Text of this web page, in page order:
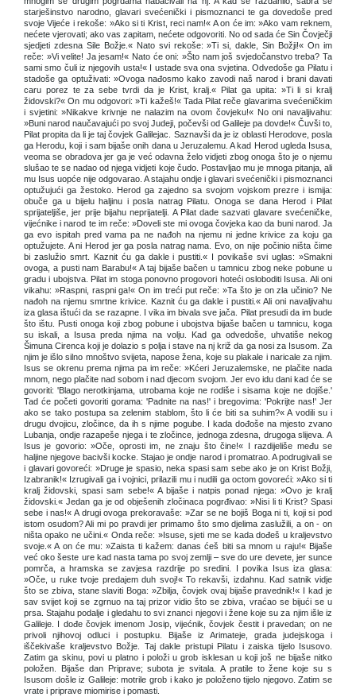
starješinstvo narodno, glavari svećenički i pismoznanci te ga dovedoše pred
svoje Vijeće i rekoše: »Ako si ti Krist, reci nam!« A on će im: »Ako vam reknem,
nećete vjerovati; ako vas zapitam, nećete odgovoriti. No od sada će Sin Čovječji
sjedjeti zdesna Sile Božje.« Nato svi rekoše: »Ti si, dakle, Sin Božji!« On im
reče: »Vi velite! Ja jesam!« Nato će oni: »Što nam još svjedočanstvo treba? Ta
sami smo čuli iz njegovih usta!« I ustade sva ona svjetina. Odvedoše ga Pilatu i
stadoše ga optuživati: »Ovoga nađosmo kako zavodi naš narod i brani davati
caru porez te za sebe tvrdi da je Krist, kralj.« Pilat ga upita: »Ti li si kralj
židovski?« On mu odgovori: »Ti kažeš!« Tada Pilat reče glavarima svećeničkim
i svjetini: »Nikakve krivnje ne nalazim na ovom čovjeku!« No oni navaljivahu:
»Buni narod naučavajući po svoj Judeji, počevši od Galileje pa dovde!« Čuvši to,
Pilat propita da li je taj čovjek Galilejac. Saznavši da je iz oblasti Herodove, posla
ga Herodu, koji i sam bijaše onih dana u Jeruzalemu. A kad Herod ugleda Isusa,
veoma se obradova jer ga je već odavna želo vidjeti zbog onoga što je o njemu
slušao te se nadao od njega vidjeti koje čudo. Postavljao mu je mnoga pitanja, ali
mu Isus uopće nije odgovarao. A stajahu ondje i glavari svećenički i pismoznanci
optužujući ga žestoko. Herod ga zajedno sa svojom vojskom prezre i ismija:
obuče ga u bijelu haljinu i posla natrag Pilatu. Onoga se dana Herod i Pilat
sprijateljiše, jer prije bijahu neprijatelji. A Pilat dade sazvati glavare svećeničke,
vijećnike i narod te im reče: »Doveli ste mi ovoga čovjeka kao da buni narod. Ja
ga evo ispitah pred vama pa ne nađoh na njemu ni jedne krivice za koju ga
optužujete. A ni Herod jer ga posla natrag nama. Evo, on nije počinio ništa čime
bi zaslužio smrt. Kaznit ću ga dakle i pustiti.« I povikaše svi uglas: »Smakni
ovoga, a pusti nam Barabu!« A taj bijaše bačen u tamnicu zbog neke pobune u
gradu i ubojstva. Pilat im stoga ponovno progovori hoteći osloboditi Isusa. Ali oni
vikahu: »Raspni, raspni ga!« On im treći put reče: »Ta što je on zla učinio? Ne
nađoh na njemu smrtne krivice. Kaznit ću ga dakle i pustiti.« Ali oni navaljivahu
iza glasa ištući da se razapne. I vika im bivala sve jača. Pilat presudi da im bude
što ištu. Pusti onoga koji zbog pobune i ubojstva bijaše bačen u tamnicu, koga
su iskali, a Isusa preda njima na volju. Kad ga odvedoše, uhvatiše nekog
Šimuna Cirenca koji je dolazio s polja i stave na nj križ da ga nosi za Isusom. Za
njim je išlo silno mnoštvo svijeta, napose žena, koje su plakale i naricale za njim.
Isus se okrenu prema njima pa im reče: »Kćeri Jeruzalemske, ne plačite nada
mnom, nego plačite nad sobom i nad djecom svojom. Jer evo idu dani kad će se
govoriti: 'Blago nerotkinjama, utrobama koje ne rodiše i sisama koje ne dojiše.'
Tad će početi govoriti gorama: 'Padnite na nas!' i bregovima: 'Pokrijte nas!' Jer
ako se tako postupa sa zelenim stablom, što li će biti sa suhim?« A vodili su i
drugu dvojicu, zločince, da ih s njime pogube. I kada dođoše na mjesto zvano
Lubanja, ondje razapeše njega i te zločince, jednoga zdesna, drugoga slijeva. A
Isus je govorio: »Oče, oprosti im, ne znaju što čine!« I razdijeliše među se
haljine njegove bacivši kocke. Stajao je ondje narod i promatrao. A podrugivali se
i glavari govoreći: »Druge je spasio, neka spasi sam sebe ako je on Krist Božji,
Izabranik!« Izrugivali ga i vojnici, prilazili mu i nudili ga octom govoreći: »Ako si ti
kralj židovski, spasi sam sebe!« A bijaše i natpis ponad njega: »Ovo je kralj
židovski.« Jedan ga je od obješenih zločinaca pogrđivao: »Nisi li ti Krist? Spasi
sebe i nas!« A drugi ovoga prekoravaše: »Zar se ne bojiš Boga ni ti, koji si pod
istom osudom? Ali mi po pravdi jer primamo što smo djelima zaslužili, a on - on
ništa opako ne učini.« Onda reče: »Isuse, sjeti me se kada dođeš u kraljevstvo
svoje.« A on će mu: »Zaista ti kažem: danas ćeš biti sa mnom u raju!« Bijaše
već oko šeste ure kad nasta tama po svoj zemlji – sve do ure devete, jer sunce
pomrča, a hramska se zavjesa razdrije po sredini. I povika Isus iza glasa:
»Oče, u ruke tvoje predajem duh svoj!« To rekavši, izdahnu. Kad satnik vidje
što se zbiva, stane slaviti Boga: »Zbilja, čovjek ovaj bijaše pravednik!« I kad je
sav svijet koji se zgrnuo na taj prizor vidio što se zbiva, vraćao se bijući se u
prsa. Stajahu podalje i gledahu to svi znanci njegovi i žene koje su za njim išle iz
Galileje. I dođe čovjek imenom Josip, vijećnik, čovjek čestit i pravedan; on ne
privoli njihovoj odluci i postupku. Bijaše iz Arimateje, grada judejskoga i
iščekivaše kraljevstvo Božje. Taj dakle pristupi Pilatu i zaiska tijelo Isusovo.
Zatim ga skinu, povi u platno i položi u grob isklesan u koji još ne bijaše nitko
položen. Bijaše dan Priprave; subota je svitala. A pratile to žene koje su s
Isusom došle iz Galileje: motrile grob i kako je položeno tijelo njegovo. Zatim se
vrate i priprave miomirise i pomasti.